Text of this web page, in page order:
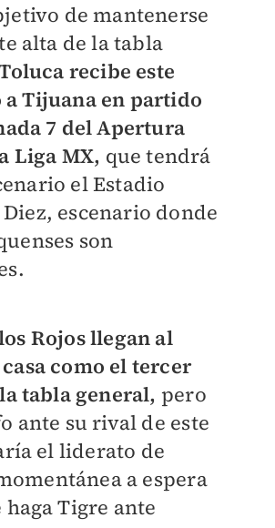
de mantenerse
alta de la tabla
recibe este
Tijuana en partido
7 del Apertura
Liga MX, que tendrá
el Estadio
escenario donde
son
Rojos llegan al
como el tercer
tabla general, pero
ante su rival de este
el liderato de
a espera
haga Tigre ante